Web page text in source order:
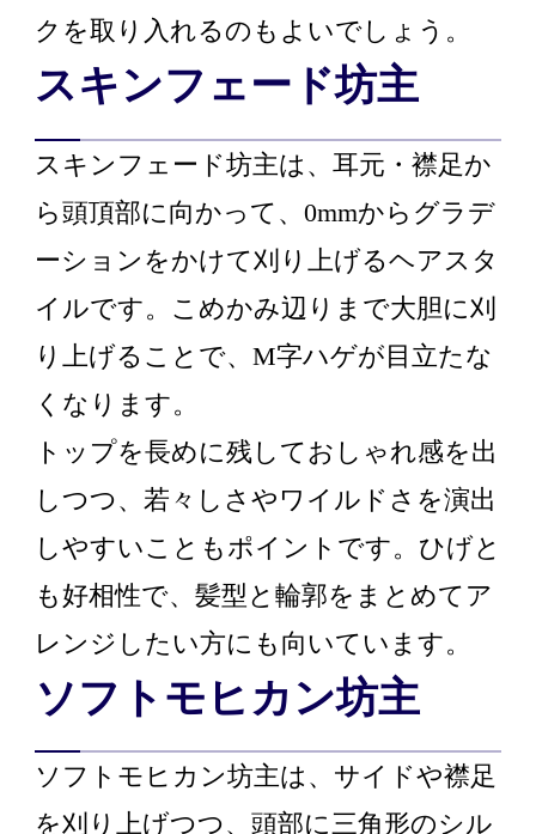
クを取り入れるのもよいでしょう。
スキンフェード坊主
スキンフェード坊主は、耳元・襟足か
ら頭頂部に向かって、0mmからグラデ
ーションをかけて刈り上げるヘアスタ
イルです。こめかみ辺りまで大胆に刈
り上げることで、M字ハゲが目立たな
くなります。
トップを長めに残しておしゃれ感を出
しつつ、若々しさやワイルドさを演出
しやすいこともポイントです。ひげと
も好相性で、髪型と輪郭をまとめてア
レンジしたい方にも向いています。
ソフトモヒカン坊主
ソフトモヒカン坊主は、サイドや襟足
を刈り上げつつ、頭部に三角形のシル